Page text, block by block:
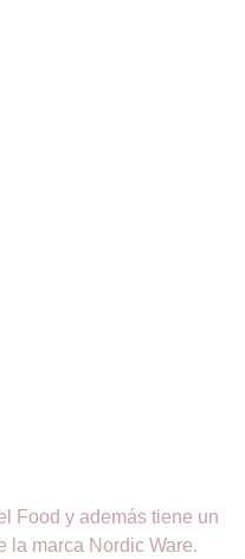
Food y además tiene un
la marca Nordic Ware.